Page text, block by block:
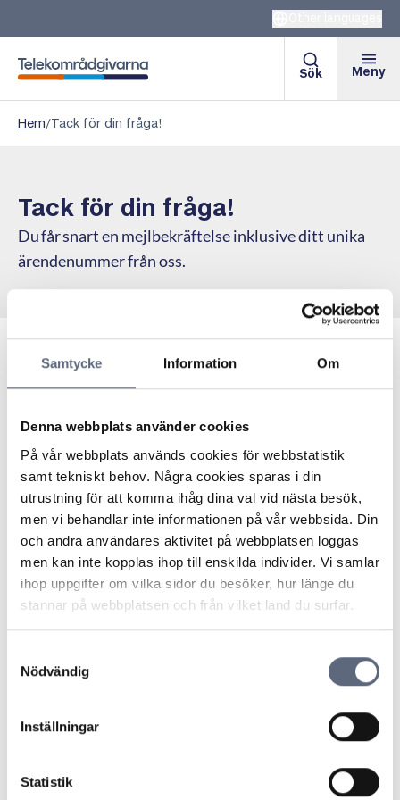
Samtycke Information Om
Denna webbplats använder cookies
På vår webbplats används cookies för webbstatistik
samt tekniskt behov. Några cookies sparas i din
utrustning för att komma ihåg dina val vid nästa besök,
men vi behandlar inte informationen på vår webbsida. Din
och andra användares aktivitet på webbplatsen loggas
men kan inte kopplas ihop till enskilda individer. Vi samlar
ihop uppgifter om vilka sidor du besöker, hur länge du
stannar på webbplatsen och från vilket land du surfar.
Nödvändig
Inställningar
Statistik
Telekområdgivarna
Sök Meny
Hem/Tack för din fråga!
Tack för din fråga!
Du får snart en mejlbekräftelse inklusive ditt unika
ärendenummer från oss.
Vad händer nu?
Vi kommer att besvara din fråga så snart vi kan.
din skräppostmapp.
Vi arbetar varje dag med att göra telekommarknaden
till Sveriges bästa konsumentmarknad. Vill du vara med
i arbetet så anmäl dig gärna till vårkonsumentpanel.
Om du vill veta mer om hur vi sparar dina
personuppgifter kan du läsa mer på sidan om
personuppgiftspolicy
Telekområdgivarna
abonnemang för tv, telefoni, bredband samt